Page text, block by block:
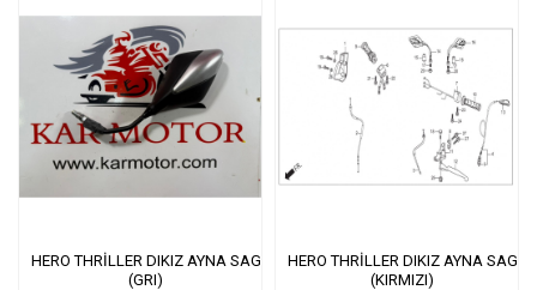
HERO THRİLLER DIKIZ AYNA SAG
(GRI)
HERO THRİLLER DIKIZ AYNA SAG
(KIRMIZI)